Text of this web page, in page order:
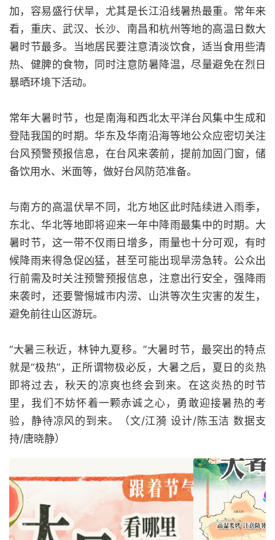
加，容易盛行伏旱，尤其是长江沿线暑热最重。常年来
看，重庆、武汉、长沙、南昌和杭州等地的高温日数大
暑时节最多。当地居民要注意清淡饮食，适当食用些清
热、健脾的食物，同时注意防暑降温，尽量避免在烈日
暴晒环境下活动。
常年大暑时节，也是南海和西北太平洋台风集中生成和
登陆我国的时期。华东及华南沿海等地公众应密切关注
台风预警预报信息，在台风来袭前，提前加固门窗，储
备饮用水、米面等，做好台风防范准备。
与南方的高温伏旱不同，北方地区此时陆续进入雨季，
东北、华北等地即将迎来一年中降雨最集中的时期。大
暑时节，这一带不仅雨日增多，雨量也十分可观，有时
候降雨来得急促凶猛，甚至可能出现旱涝急转。公众出
行前需及时关注预警预报信息，注意出行安全，强降雨
来袭时，还要警惕城市内涝、山洪等次生灾害的发生，
避免前往山区游玩。
“大暑三秋近，林钟九夏移。”大暑时节，最突出的特点
就是“极热”，正所谓物极必反，大暑之后，夏日的炎热
即将过去，秋天的凉爽也终会到来。在这炎热的时节
里，我们不妨怀着一颗赤诚之心，勇敢迎接暑热的考
验，静待凉风的到来。（文/江漪 设计/陈玉洁 数据支
持/唐晓静）